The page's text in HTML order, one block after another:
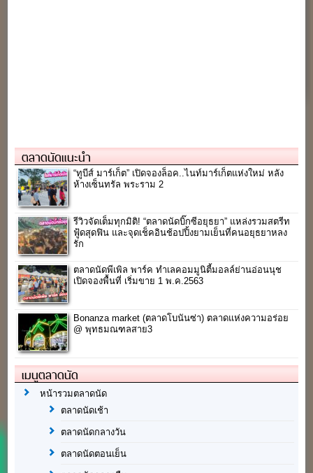
ตลาดนัดแนะนำ
“ทูบีส์ มาร์เก็ต” เปิดจองล็อค..ไนท์มาร์เก็ตแห่งใหม่ หลัง
ห้างเซ็นทรัล พระราม 2
รีวิวจัดเต็มทุกมิติ! “ตลาดนัดบิ๊กซีอยุธยา” แหล่งรวมสตรีท
ฟู้ดสุดฟิน และจุดเช็คอินช้อปปิ้งยามเย็นที่คนอยุธยาหลง
รัก
ตลาดนัดพีเพิล พาร์ค ทำเลคอมมูนิตี้มอลล์ย่านอ่อนนุช
เปิดจองพื้นที่ เริ่มขาย 1 พ.ค.2563
Bonanza market (ตลาดโบนันซ่า) ตลาดแห่งความอร่อย
@ พุทธมณฑลสาย3
เมนูตลาดนัด
หน้ารวมตลาดนัด
ตลาดนัดเช้า
ตลาดนัดกลางวัน
ตลาดนัดตอนเย็น